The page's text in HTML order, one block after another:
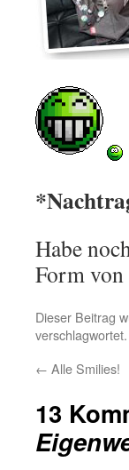
Habe
Form von
Dieser Beitrag
← Alle Smilies!
13